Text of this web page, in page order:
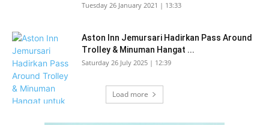
Tuesday 26 January 2021 | 13:33
Aston Inn Jemursari Hadirkan Pass Around
Trolley & Minuman Hangat ...
Saturday 26 July 2025 | 12:39
Load more